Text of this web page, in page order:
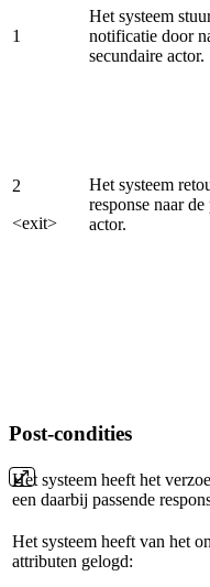
1
Het systeem
notificatie door
secundaire actor.
2
<exit>
Het systeem
response naar
actor.
Post-condities
Het systeem heeft het
een daarbij passende
Het systeem heeft van het
attributen gelogd: